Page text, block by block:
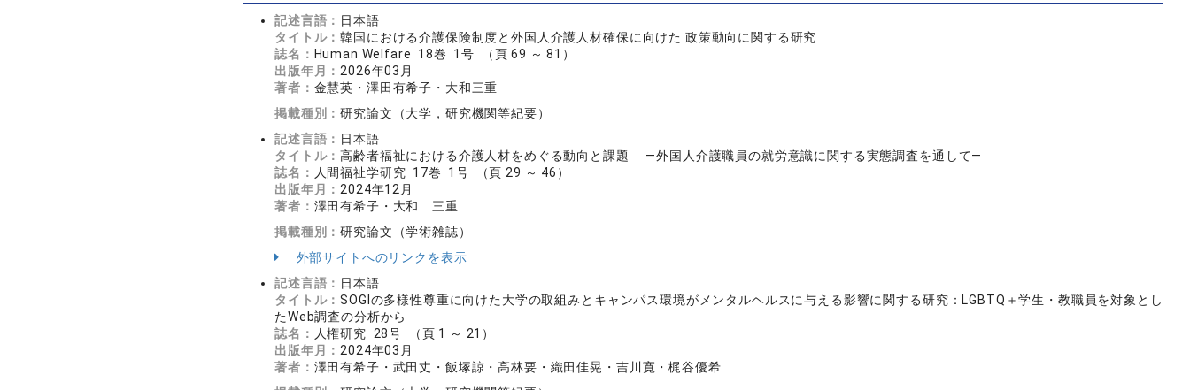
記述言語： 日本語
タイトル：韓国における介護保険制度と外国人介護人材確保に向けた 政策動向に関する研究
誌名： Human Welfare 18巻 1号 （頁 69 ～ 81）
出版年月： 2026年03月
著者： 金慧英・澤田有希子・大和三重
掲載種別：研究論文（大学，研究機関等紀要）
記述言語： 日本語
タイトル：高齢者福祉における介護人材をめぐる動向と課題 ―外国人介護職員の就労意識に関する実態調査を通して―
誌名： 人間福祉学研究 17巻 1号 （頁 29 ～ 46）
出版年月： 2024年12月
著者： 澤田有希子・大和 三重
掲載種別：研究論文（学術雑誌）
外部サイトへのリンクを表示
記述言語： 日本語
タイトル：SOGIの多様性尊重に向けた大学の取組みとキャンパス環境がメンタルヘルスに与える影響に関する研究：LGBTQ＋学生・教職員を対象とし
たWeb調査の分析から
誌名： 人権研究 28号 （頁 1 ～ 21）
出版年月： 2024年03月
著者： 澤田有希子・武田丈・飯塚諒・高林要・織田佳晃・吉川寛・梶谷優希